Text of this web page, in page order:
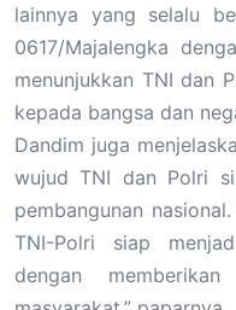
lainnya yang selalu
0617/Majalengka
menunjukkan TNI dan
kepada bangsa dan
Dandim juga
wujud TNI dan Polri
pembangunan
TNI-Polri siap
dengan